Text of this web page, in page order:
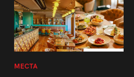
МЕСТА